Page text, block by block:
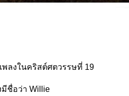
พลงในคริสต์ศตวรรษที่ 19
ชื่อว่า Willie